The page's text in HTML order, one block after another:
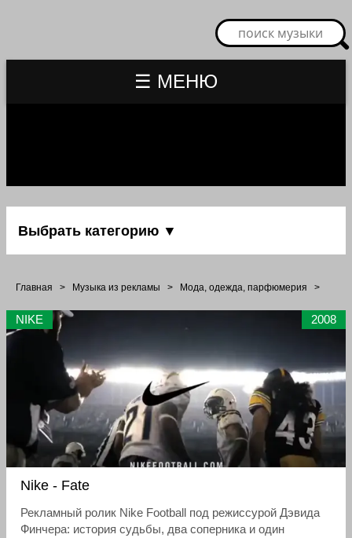
☰ МЕНЮ
Выбрать категорию ▼
Главная > Музыка из рекламы > Мода, одежда, парфюмерия >
NIKE 2008
Nike - Fate
Рекламный ролик Nike Football под режиссурой Дэвида
Финчера: история судьбы, два соперника и один